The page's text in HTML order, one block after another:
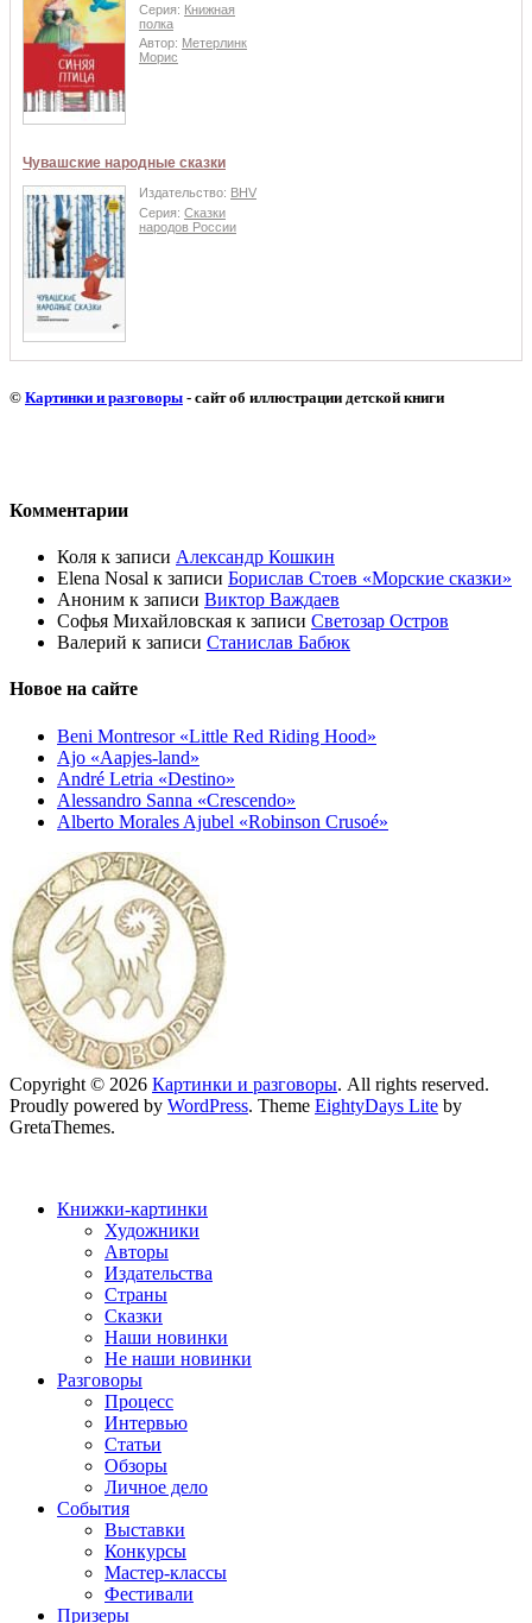
Серия: Книжная
полка
Автор: Метерлинк
Морис
Чувашские народные сказки
Издательство: BHV
Серия: Сказки
народов России
© Картинки и разговоры - сайт об иллюстрации детской книги
Комментарии
Коля к записи Александр Кошкин
Elena Nosal к записи Борислав Стоев «Морские сказки»
Аноним к записи Виктор Важдаев
Софья Михайловская к записи Светозар Остров
Валерий к записи Станислав Бабюк
Новое на сайте
Beni Montresor «Little Red Riding Hood»
Ajo «Aapjes-land»
André Letria «Destino»
Alessandro Sanna «Crescendo»
Alberto Morales Ajubel «Robinson Crusoé»
Copyright © 2026 Картинки и разговоры. All rights reserved.
Proudly powered by WordPress. Theme EightyDays Lite by
GretaThemes.
Книжки-картинки
Художники
Авторы
Издательства
Страны
Сказки
Наши новинки
Не наши новинки
Разговоры
Процесс
Интервью
Статьи
Обзоры
Личное дело
События
Выставки
Конкурсы
Мастер-классы
Фестивали
Призеры